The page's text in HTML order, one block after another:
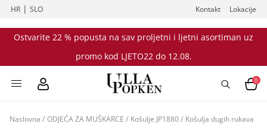
HR |SLO Kontakt Lokacije
Ostvarite 22 % popusta na sav proljetni i ljetni asortiman uz
promo kod LJETO22 do 12.08.
0
Naslovna / ODJEĆA ZA MUŠKARCE / Košulje JP1880/ Košulja dugih rukava